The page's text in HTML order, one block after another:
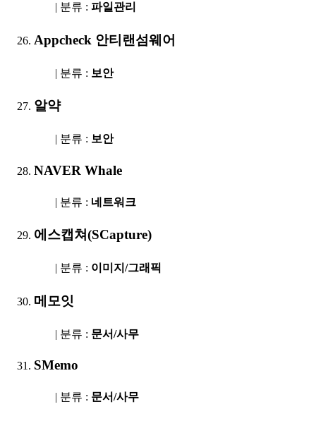
| 분류 : 파일관리
Appcheck 안티랜섬웨어
| 분류 : 보안
알약
| 분류 : 보안
NAVER Whale
| 분류 : 네트워크
에스캡쳐(SCapture)
| 분류 : 이미지/그래픽
메모잇
| 분류 : 문서/사무
SMemo
| 분류 : 문서/사무